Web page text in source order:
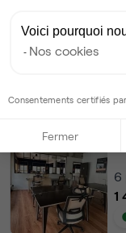
6
1
Voici pourquoi
Nos cookies
Consentements certifiés par
Fermer